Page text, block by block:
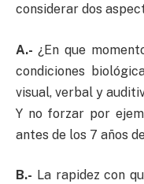
considerar dos
A.- ¿En que
condiciones
visual, verbal y
Y no forzar por
antes de los 7 años
B.- La rapidez con